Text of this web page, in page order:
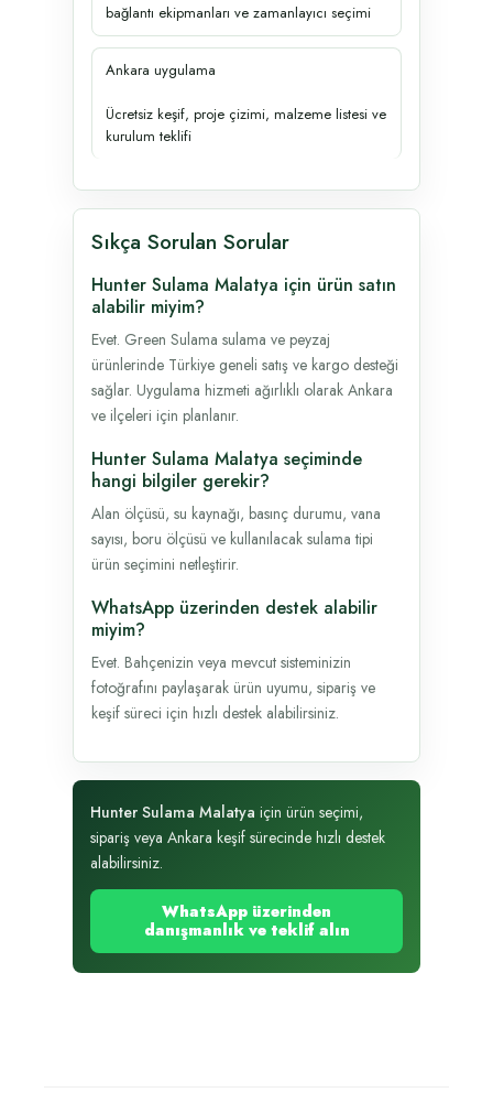
bağlantı ekipmanları ve zamanlayıcı seçimi
Ankara uygulama
Ücretsiz keşif, proje çizimi, malzeme listesi ve
kurulum teklifi
Sıkça Sorulan Sorular
Hunter Sulama Malatya için ürün satın
alabilir miyim?
Evet. Green Sulama sulama ve peyzaj
ürünlerinde Türkiye geneli satış ve kargo desteği
sağlar. Uygulama hizmeti ağırlıklı olarak Ankara
ve ilçeleri için planlanır.
Hunter Sulama Malatya seçiminde
hangi bilgiler gerekir?
Alan ölçüsü, su kaynağı, basınç durumu, vana
sayısı, boru ölçüsü ve kullanılacak sulama tipi
ürün seçimini netleştirir.
WhatsApp üzerinden destek alabilir
miyim?
Evet. Bahçenizin veya mevcut sisteminizin
fotoğrafını paylaşarak ürün uyumu, sipariş ve
keşif süreci için hızlı destek alabilirsiniz.
Hunter Sulama Malatya için ürün seçimi,
sipariş veya Ankara keşif sürecinde hızlı destek
alabilirsiniz.
WhatsApp üzerinden
danışmanlık ve teklif alın